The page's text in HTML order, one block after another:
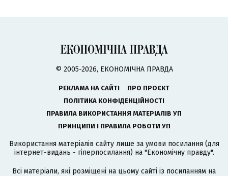
© 2005-2026, ЕКОНОМІЧНА ПРАВДА
РЕКЛАМА НА САЙТІ
ПРО ПРОЄКТ
ПОЛІТИКА КОНФІДЕНЦІЙНОСТІ
ПРАВИЛА ВИКОРИСТАННЯ МАТЕРІАЛІВ УП
ПРИНЦИПИ І ПРАВИЛА РОБОТИ УП
Використання матеріалів сайту лише за умови посилання (для
інтернет-видань - гіперпосилання) на "Економічну правду".
Всі матеріали, які розміщені на цьому сайті із посиланням на